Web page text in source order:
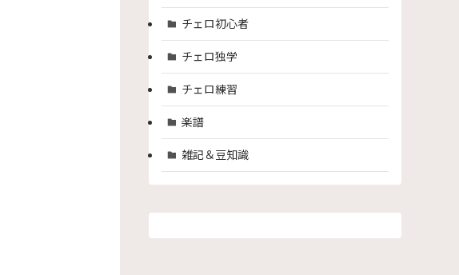
チェロ初心者
チェロ独学
チェロ練習
楽譜
雑記＆豆知識